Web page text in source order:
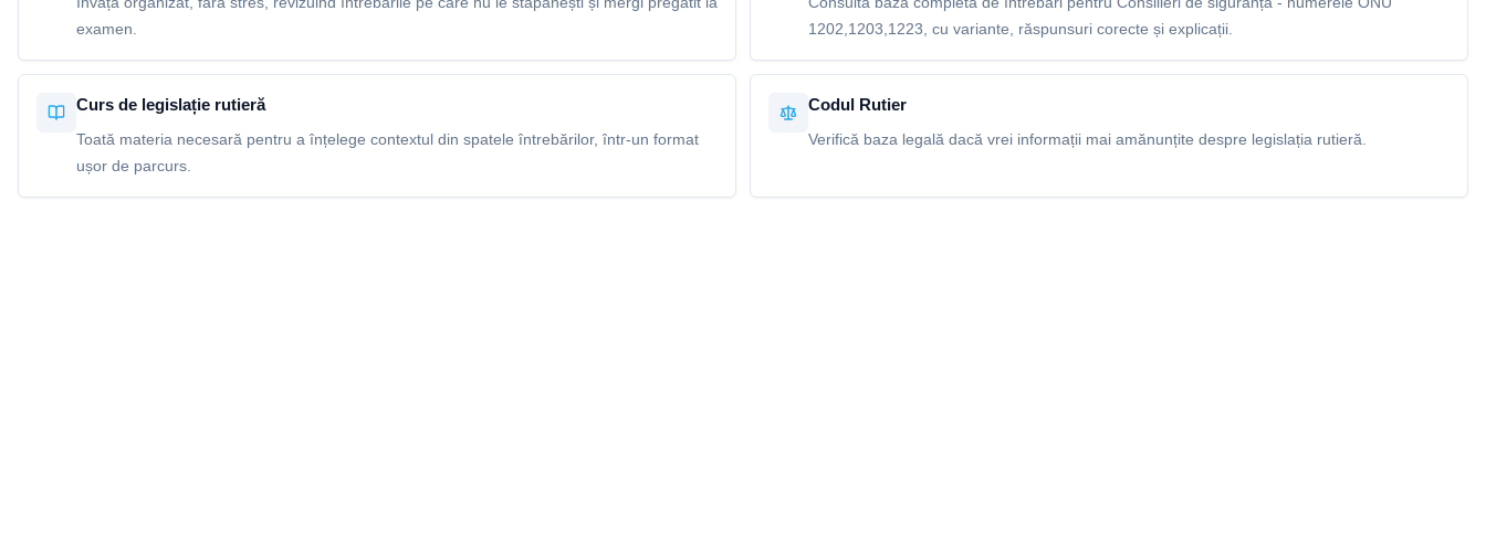
examen.
1202,1203,1223, cu variante, răspunsuri corecte și explicații.
Curs de legislație rutieră
Toată materia necesară pentru a înțelege contextul din spatele întrebărilor, într-un format
ușor de parcurs.
Codul Rutier
Verifică baza legală dacă vrei informații mai amănunțite despre legislația rutieră.